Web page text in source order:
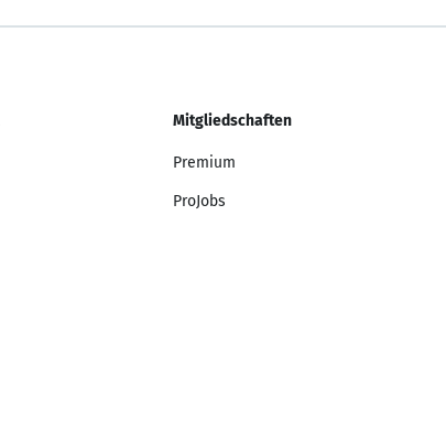
Mitgliedschaften
Premium
ProJobs